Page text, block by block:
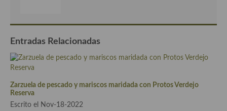
Plato principal
Aves
Carne
Pescado y Marisco
Postres y dulces
Entradas Relacionadas
Zarzuela de pescado y mariscos maridada con Protos Verdejo
Reserva
Escrito el Nov-18-2022